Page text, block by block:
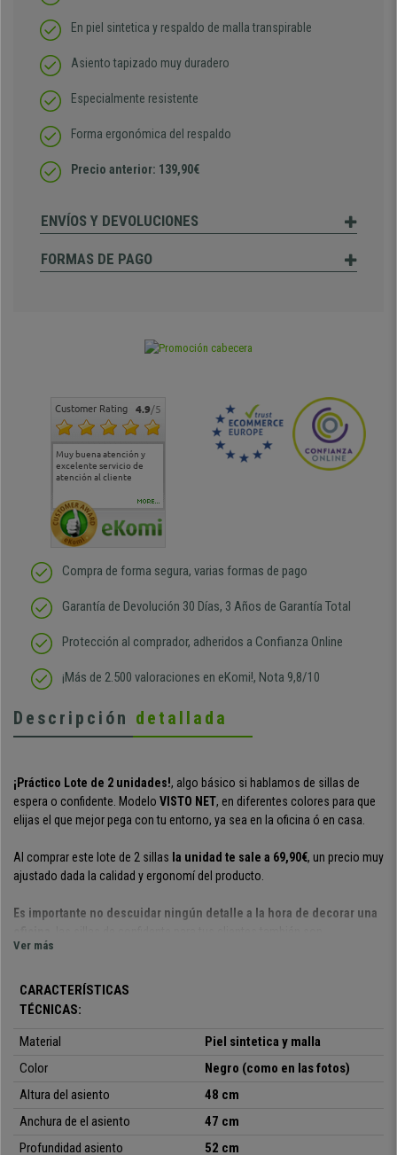
En piel sintetica y respaldo de malla transpirable
Asiento tapizado muy duradero
Especialmente resistente
Forma ergonómica del respaldo
Precio anterior: 139,90€
ENVÍOS Y DEVOLUCIONES
FORMAS DE PAGO
Customer Rating 4.9/5
Muy buena atención y
excelente servicio de
atención al cliente
Muy buena atención de
cara al asesoramiento
Si estoy contento
MORE...
Compra de forma segura, varias formas de pago
Garantía de Devolución 30 Días, 3 Años de Garantía Total
Protección al comprador, adheridos a Confianza Online
¡Más de 2.500 valoraciones en eKomi!, Nota 9,8/10
Descripción detallada
¡Práctico Lote de 2 unidades!, algo básico si hablamos de sillas de
espera o confidente. Modelo VISTO NET, en diferentes colores para que
elijas el que mejor pega con tu entorno, ya sea en la oficina ó en casa.
Al comprar este lote de 2 sillas la unidad te sale a 69,90€, un precio muy
ajustado dada la calidad y ergonomí del producto.
Es importante no descuidar ningún detalle a la hora de decorar una
importantes. Como verás esta no es una silla cualquiera, su diseño super
suespectacular comodidad
enterarte, no tiene nada que ver con otros modelos del mercado.
Los materiales son de primera
tanto el tejido como la base, hecha
para durar muchos años y seguir como el primer día.
Este modelo está disponible en muchos colores diferentes y muy
llamativos, de esta manera puedes dar un toque corporativo a tu oficina,
Ver más
CARACTERÍSTICAS
TÉCNICAS:
Material
Piel sintetica y malla
Color
Negro (como en las fotos)
Altura del asiento
48 cm
Anchura de el asiento
47 cm
Profundidad asiento
52 cm